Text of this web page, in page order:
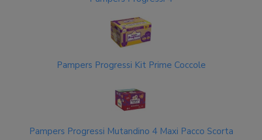
Pampers Progressi Kit Prime Coccole
Pampers Progressi Mutandino 4 Maxi Pacco Scorta